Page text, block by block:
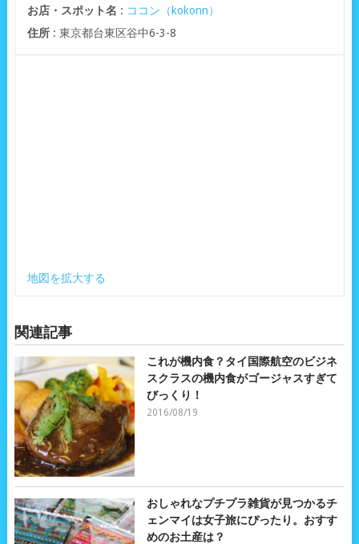
お店・スポット名 : ココン（kokonn）
住所: 東京都台東区谷中6-3-8
地図を拡大する
関連記事
これが機内食？タイ国際航空のビジネ
スクラスの機内食がゴージャスすぎて
びっくり！
2016/08/19
おしゃれなプチプラ雑貨が見つかるチ
ェンマイは女子旅にぴったり。おすす
めのお土産は？